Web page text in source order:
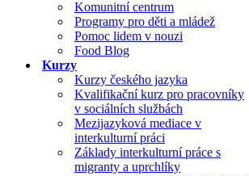
Komunitní centrum
Programy pro děti a mládež
Pomoc lidem v nouzi
Food Blog
Kurzy
Kurzy českého jazyka
Kvalifikační kurz pro pracovníky
v sociálních službách
Mezijazyková mediace v
interkulturní práci
Základy interkulturní práce s
migranty a uprchlíky